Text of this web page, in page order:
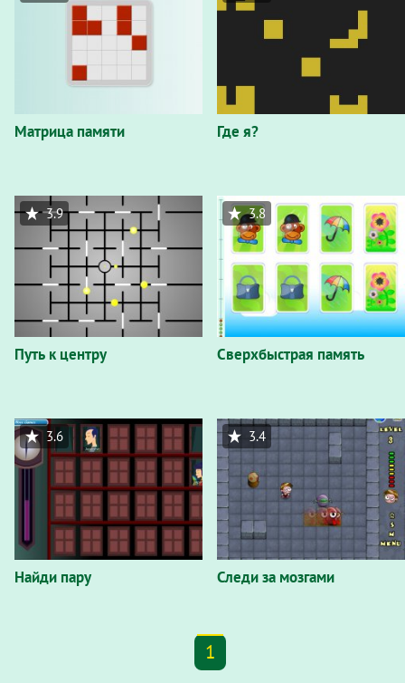
Матрица памяти Где я?
Путь к центру
3.9
Сверхбыстрая память
3.8
Найди пару
3.6
Следи за мозгами
3.4
1